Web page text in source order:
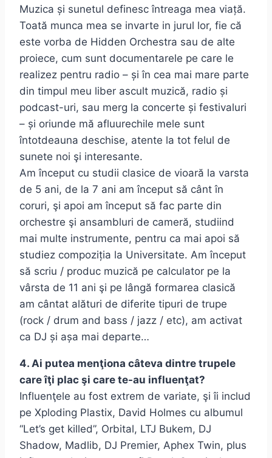
Muzica și sunetul definesc întreaga mea viață.
Toată munca mea se invarte in jurul lor, fie că
este vorba de Hidden Orchestra sau de alte
proiece, cum sunt documentarele pe care le
realizez pentru radio – și în cea mai mare parte
din timpul meu liber ascult muzică, radio și
podcast-uri, sau merg la concerte și festivaluri
– și oriunde mă afluurechile mele sunt
întotdeauna deschise, atente la tot felul de
sunete noi şi interesante.
Am început cu studii clasice de vioară la varsta
de 5 ani, de la 7 ani am început să cânt în
coruri, şi apoi am început să fac parte din
orchestre şi ansambluri de cameră, studiind
mai multe instrumente, pentru ca mai apoi să
studiez compoziția la Universitate. Am început
să scriu / produc muzică pe calculator pe la
vârsta de 11 ani şi pe lângă formarea clasică
am cântat alături de diferite tipuri de trupe
(rock / drum and bass / jazz / etc), am activat
ca DJ și așa mai departe…
4. Ai putea menţiona câteva dintre trupele
care îţi plac şi care te-au influenţat?
Influenţele au fost extrem de variate, şi îi includ
pe Xploding Plastix, David Holmes cu albumul
“Let’s get killed”, Orbital, LTJ Bukem, DJ
Shadow, Madlib, DJ Premier, Aphex Twin, plus